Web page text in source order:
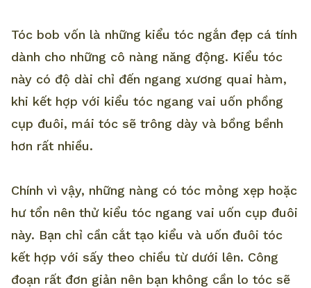
Tóc bob vốn là những kiểu tóc ngắn đẹp cá tính
dành cho những cô nàng năng động. Kiểu tóc
này có độ dài chỉ đến ngang xương quai hàm,
khi kết hợp với kiểu tóc ngang vai uốn phồng
cụp đuôi, mái tóc sẽ trông dày và bồng bềnh
hơn rất nhiều.
Chính vì vậy, những nàng có tóc mỏng xẹp hoặc
hư tổn nên thử kiểu tóc ngang vai uốn cụp đuôi
này. Bạn chỉ cần cắt tạo kiểu và uốn đuôi tóc
kết hợp với sấy theo chiều từ dưới lên. Công
đoạn rất đơn giản nên bạn không cần lo tóc sẽ